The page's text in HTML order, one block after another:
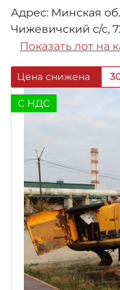
Адрес: Минская
Чижевичский с/с,
Показать лот на
Цена снижена
C НДС